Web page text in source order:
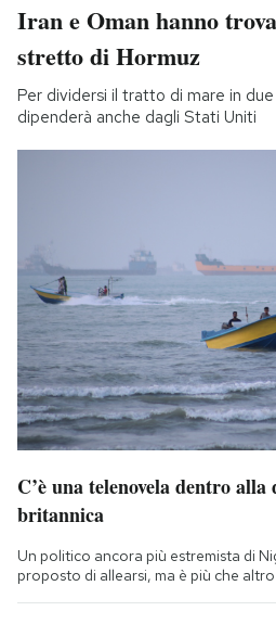
Iran e Oman hanno
stretto di Hormuz
Per dividersi il tratto di mare in
dipenderà anche dagli Stati Uniti
C’è una telenovela dentro
britannica
Un politico ancora più estremista di
proposto di allearsi, ma è più che